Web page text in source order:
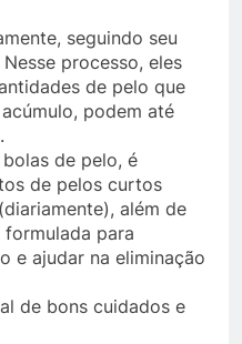
seguindo seu
processo, eles
de pelo que
podem até
de pelo, é
de pelos curtos
além de
para
e ajudar na eliminação
de bons cuidados e